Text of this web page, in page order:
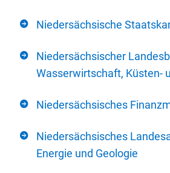
Niedersächsische
Niedersächsischer
Wasserwirtschaft, Küsten-
Niedersächsisches
Niedersächsisches
Energie und Geologie